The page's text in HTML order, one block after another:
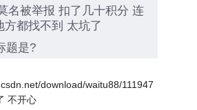
被举报 扣了几十积分 连
方都找不到 太坑了
题是?
download/waitu88/111947
不开心